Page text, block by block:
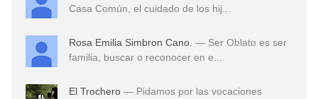
Casa Común, el cuidado de los hij...
Rosa Emilia Simbron Cano. — Ser Oblato es ser
familia, buscar o reconocer en e...
El Trochero — Pidamos por las vocaciones